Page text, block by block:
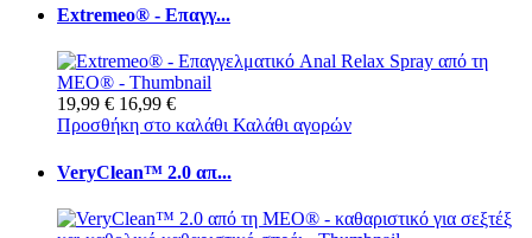
Extremeo® - Επαγγ...
19,99 € 16,99 €
Προσθήκη στο καλάθι Καλάθι αγορών
VeryClean™ 2.0 απ...